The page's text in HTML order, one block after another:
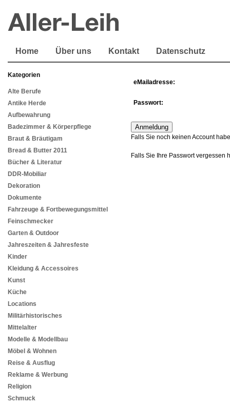
Home Über uns Kontakt Datenschutz
Kategorien
Alte Berufe
Antike Herde
Aufbewahrung
Badezimmer & Körperpflege
Braut & Bräutigam
Bread & Butter 2011
Bücher & Literatur
DDR-Mobiliar
Dekoration
Dokumente
Fahrzeuge & Fortbewegungsmittel
Feinschmecker
Garten & Outdoor
Jahreszeiten & Jahresfeste
Kinder
Kleidung & Accessoires
Kunst
Küche
Locations
Militärhistorisches
Mittelalter
Modelle & Modellbau
Möbel & Wohnen
Reise & Ausflug
Reklame & Werbung
Religion
Schmuck
eMailadresse:
Passwort:
Falls Sie noch keinen Account
Falls Sie Ihre Passwort vergessen